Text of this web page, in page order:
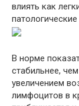
влиять как
патологические
В норме
стабильнее,
увеличением
лимфоцитов в